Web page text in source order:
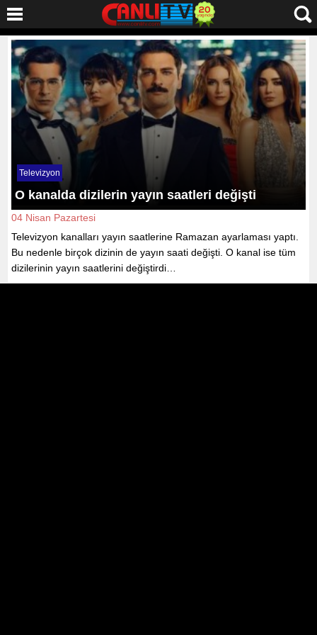
Televizyon
O kanalda dizilerin yayın saatleri değişti
04 Nisan Pazartesi
Televizyon kanalları yayın saatlerine Ramazan ayarlaması yaptı.
Bu nedenle birçok dizinin de yayın saati değişti. O kanal ise tüm
dizilerinin yayın saatlerini değiştirdi…